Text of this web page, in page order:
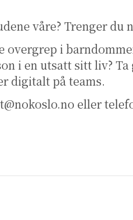
våre? Trenger du
overgrep i
i en utsatt sitt liv?
digitalt på teams.
eller